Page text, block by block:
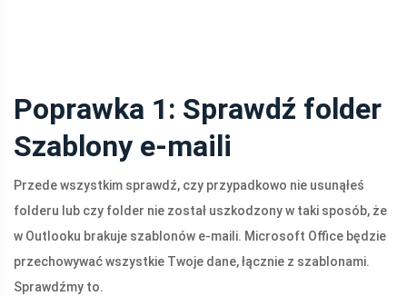
Poprawka 1: Sprawdź folder
Szablony e-maili
Przede wszystkim sprawdź, czy przypadkowo nie usunąłeś
folderu lub czy folder nie został uszkodzony w taki sposób, że
w Outlooku brakuje szablonów e-maili. Microsoft Office będzie
przechowywać wszystkie Twoje dane, łącznie z szablonami.
Sprawdźmy to.